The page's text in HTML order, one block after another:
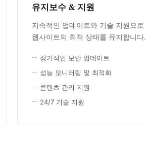
유지보수 & 지원
지속적인 업데이트와 기술 지원으로
웹사이트의 최적 상태를 유지합니다.
정기적인 보안 업데이트
성능 모니터링 및 최적화
콘텐츠 관리 지원
24/7 기술 지원